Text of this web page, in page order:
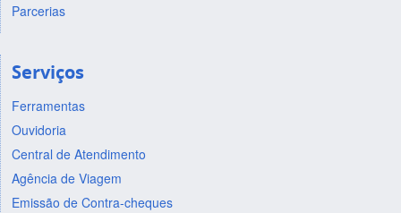
Parcerias
Serviços
Ferramentas
Ouvidoria
Central de Atendimento
Agência de Viagem
Emissão de Contra-cheques